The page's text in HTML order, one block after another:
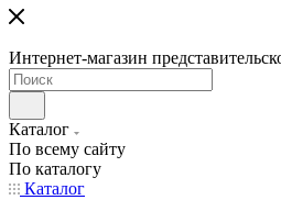
Интернет-магазин
Каталог
По всему сайту
По каталогу
Каталог